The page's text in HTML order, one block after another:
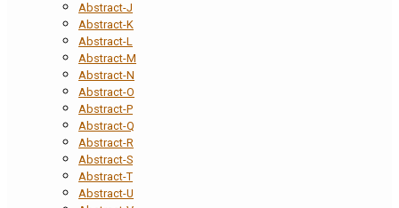
Abstract-J
Abstract-K
Abstract-L
Abstract-M
Abstract-N
Abstract-O
Abstract-P
Abstract-Q
Abstract-R
Abstract-S
Abstract-T
Abstract-U